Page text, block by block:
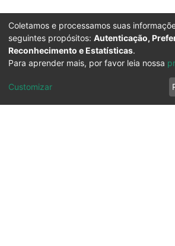
Coletamos e processamos suas
seguintes propósitos: Autenticação,
Reconhecimento e Estatísticas.
Para aprender mais, por favor leia nossa
Customizar